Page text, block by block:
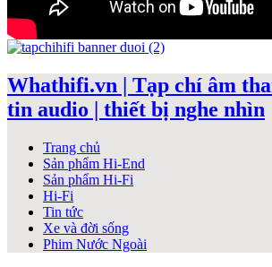
Whathifi.vn | Tạp chí âm
tin audio | thiết bị nghe nhìn
Trang chủ
Sản phẩm Hi-End
Sản phẩm Hi-Fi
Hi-Fi
Tin tức
Xe và đời sống
Phim Nước Ngoài